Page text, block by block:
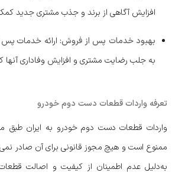
افزایش آگاهی از برند و جذب مشتری جدید
بهبود خدمات پس از فروش:ارائه خدمات
به جلب رضایت مشتری و افزایش وفاداری
تعرفه واردات قطعات دست دوم خودرو
واردات قطعات دست دوم خودرو به ایران طبق
ممنوع است و هیچ مجوز قانونی برای آن صادر
به‌دلیل عدم اطمینان از کیفیت و اصالت